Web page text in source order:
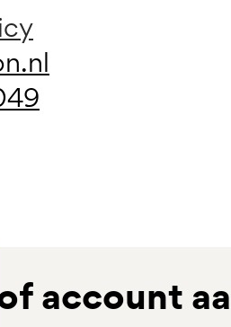
account